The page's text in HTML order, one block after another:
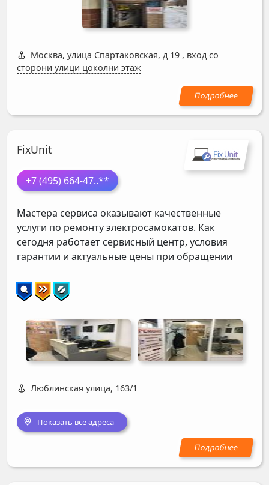
Москва, улица Спартаковская, д 19 , вход со
сторони улици цоколни этаж
FixUnit
+7 (495) 664-47..**
Мастера сервиса оказывают качественные
услуги по ремонту электросамокатов. Как
сегодня работает сервисный центр, условия
гарантии и актуальные цены при обращении
Люблинская улица, 163/1
Показать все адреса